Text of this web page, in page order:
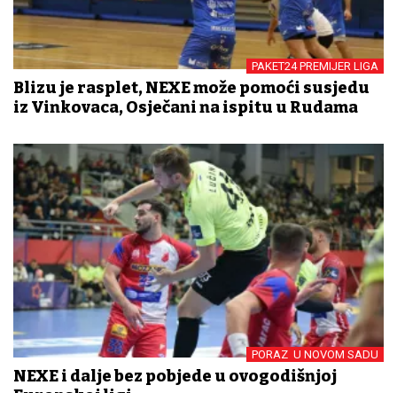
PAKET24 PREMIJER LIGA
Blizu je rasplet, NEXE može pomoći susjedu
iz Vinkovaca, Osječani na ispitu u Rudama
PORAZ U NOVOM SADU
NEXE i dalje bez pobjede u ovogodišnjoj